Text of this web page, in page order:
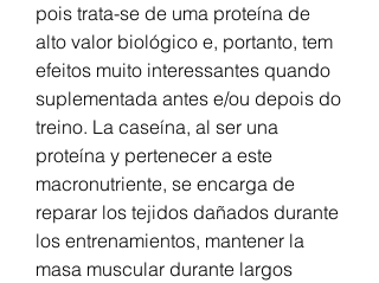
pois trata-se de uma proteína de
alto valor biológico e, portanto, tem
efeitos muito interessantes quando
suplementada antes e/ou depois do
treino. La caseína, al ser una
proteína y pertenecer a este
macronutriente, se encarga de
reparar los tejidos dañados durante
los entrenamientos, mantener la
masa muscular durante largos